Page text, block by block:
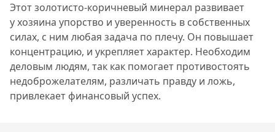
Этот золотисто-коричневый минерал развивает
у хозяина упорство и уверенность в собственных
силах, с ним любая задача по плечу. Он повышает
концентрацию, и укрепляет характер. Необходим
деловым людям, так как помогает противостоять
недоброжелателям, различать правду и ложь,
привлекает финансовый успех.